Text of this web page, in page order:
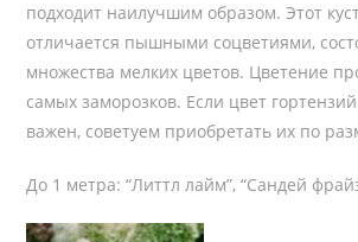
подходит наилучшим образом. Этот
отличается пышными соцветиями,
множества мелких цветов. Цветение
самых заморозков. Если цвет
важен, советуем приобретать их по
До 1 метра: “Литтл лайм”, “Сандей